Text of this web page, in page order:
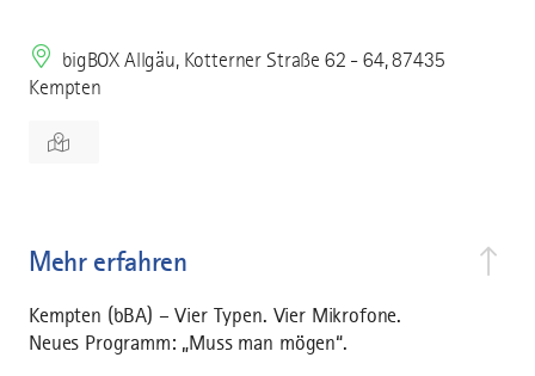
bigBOX Allgäu, Kotterner Straße 62 - 64, 87435
Kempten
Mehr erfahren
Kempten (bBA) – Vier Typen. Vier Mikrofone.
Neues Programm: „Muss man mögen“.